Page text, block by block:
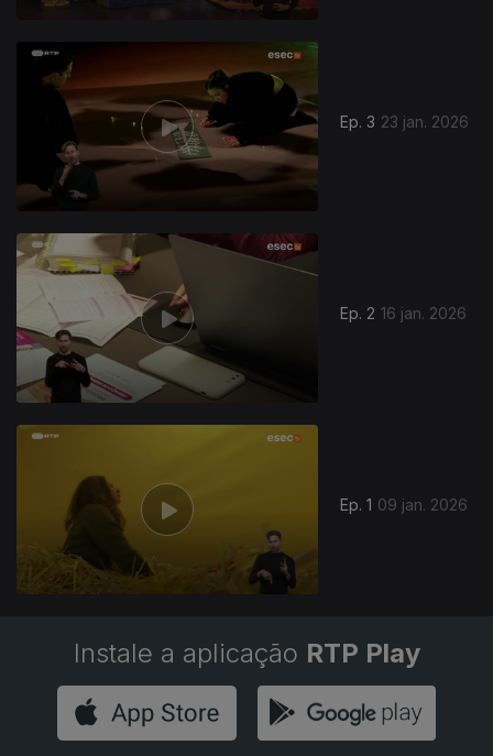
Ep. 3 23 jan. 2026
Ep. 2 16 jan. 2026
902525
Ep. 1 09 jan. 2026
901008
Instale a aplicação RTP Play